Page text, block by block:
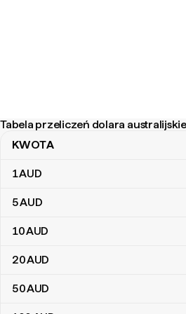
Tabela przeliczeń dolara
Tabela przeliczeń dolara
KWOTA
1AUD
5AUD
10AUD
20AUD
50AUD